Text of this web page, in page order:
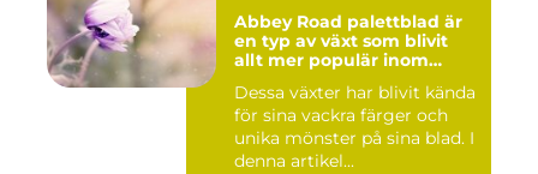
Abbey Road palettblad är
en typ av växt som blivit
allt mer populär inom
Dessa växter har blivit kända
för sina vackra färger och
unika mönster på sina blad. I
denna artikel...